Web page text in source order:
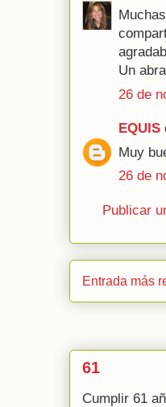
Un
26 de
EQUIS
Muy
26 de
Publicar
Entrada más
61
Cumplir 61